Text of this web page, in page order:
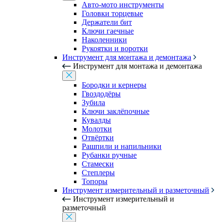
Авто-мото инструменты
Головки торцевые
Держатели бит
Ключи гаечные
Наколенники
Рукоятки и воротки
Инструмент для монтажа и демонтажа
Инструмент для монтажа и демонтажа
Бородки и кернеры
Гвоздодёры
Зубила
Ключи заклёпочные
Кувалды
Молотки
Отвёртки
Рашпили и напильники
Рубанки ручные
Стамески
Степлеры
Топоры
Инструмент измерительный и разметочный
Инструмент измерительный и
разметочный